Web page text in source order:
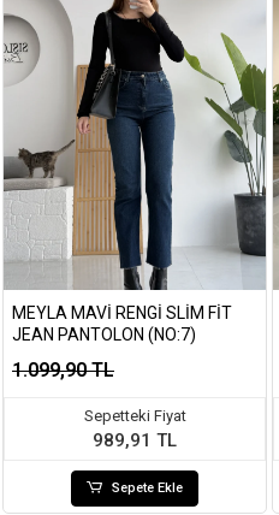
MEYLA MAVI RENGI SLIM FIT
JEAN PANTOLON (NO:7)
1.099,90 TL
Sepetteki Fiyat
989,91 TL
Sepete Ekle